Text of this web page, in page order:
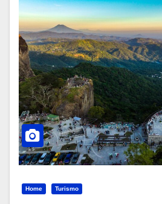
Home Turismo